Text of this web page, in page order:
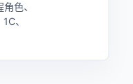
色、
、